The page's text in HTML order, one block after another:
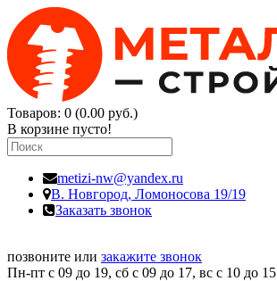
Товаров: 0 (0.00 руб.)
В корзине пусто!
metizi-nw@yandex.ru
В. Новгород, Ломоносова 19/19
Заказать звонок
позвоните или закажите звонок
Пн-пт с 09 до 19, сб с 09 до 17, вс c 10 до 15